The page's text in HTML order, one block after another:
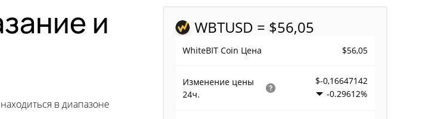
WBTUSD = $56,05
WhiteBIT Coin Цена $56,05
Изменение цены
24ч.
$-0,16647142
-0.29612%
и
в диапазоне